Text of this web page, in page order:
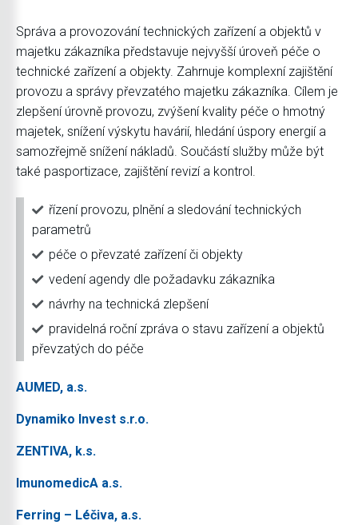
Správa a provozování technických zařízení a objektů v
majetku zákazníka představuje nejvyšší úroveň péče o
technické zařízení a objekty. Zahrnuje komplexní zajištění
provozu a správy převzatého majetku zákazníka. Cílem je
zlepšení úrovně provozu, zvýšení kvality péče o hmotný
majetek, snížení výskytu havárií, hledání úspory energií a
samozřejmě snížení nákladů. Součástí služby může být
také pasportizace, zajištění revizí a kontrol.
řízení provozu, plnění a sledování technických
parametrů
péče o převzaté zařízení či objekty
vedení agendy dle požadavku zákazníka
návrhy na technická zlepšení
pravidelná roční zpráva o stavu zařízení a objektů
převzatých do péče
AUMED, a.s.
Dynamiko Invest s.r.o.
ZENTIVA, k.s.
ImunomedicA a.s.
Ferring – Léčiva, a.s.